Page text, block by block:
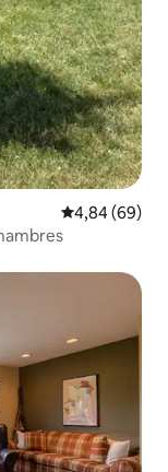
Évaluation
4,84 (69)